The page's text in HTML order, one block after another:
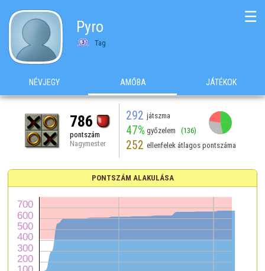
Pyro
Tag
☰
NÉVJEGY AMŐBA JÁTÉKOK
786
pontszám
Nagymester
292 játszma
47% győzelem (136)
252 ellenfelek átlagos pontszáma
PONTSZÁM ALAKULÁSA